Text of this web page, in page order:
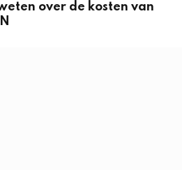
over de kosten van